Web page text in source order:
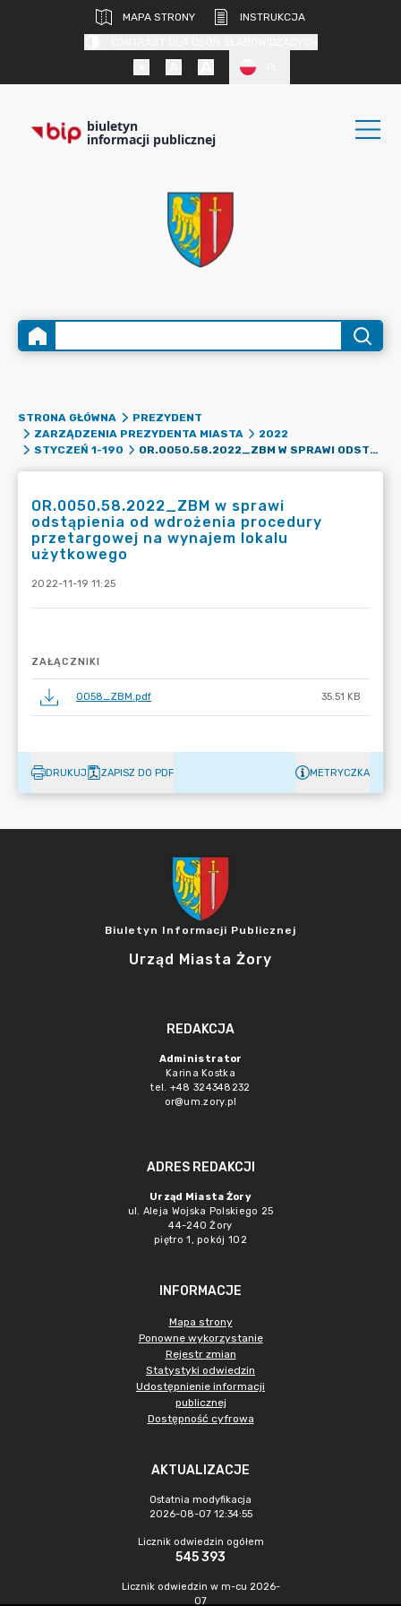
MAPA STRONY
INSTRUKCJA
biuletyn
informacji publicznej
STRONA GŁÓWNA
PREZYDENT
ZARZĄDZENIA PREZYDENTA MIASTA
2022
STYCZEŃ 1-190
OR.0050.58.2022_ZBM W SPRAWI ODSTĄPIENIA OD WDROŻENIA PROCEDURY PRZETARGOWEJ NA WYNAJEM LOKALU UŻYTKOWEGO
OR.0050.58.2022_ZBM w sprawi
odstąpienia od wdrożenia procedury
przetargowej na wynajem lokalu
użytkowego
2022-11-19 11:25
ZAŁĄCZNIKI
0058_ZBM.pdf 35.51 KB
DRUKUJ ZAPISZ DO PDF METRYCZKA
Biuletyn Informacji Publicznej
Urząd Miasta Żory
REDAKCJA
Administrator
Karina Kostka
tel. +48 324348232
or@um.zory.pl
ADRES REDAKCJI
Urząd Miasta Żory
ul. Aleja Wojska Polskiego 25
44-240 Żory
piętro 1, pokój 102
INFORMACJE
Mapa strony
Ponowne wykorzystanie
Rejestr zmian
Statystyki odwiedzin
Udostępnienie informacji
publicznej
Dostępność cyfrowa
AKTUALIZACJE
Ostatnia modyfikacja
2026-08-07 12:34:55
Licznik odwiedzin ogółem
545 393
Licznik odwiedzin w m-cu 2026-
07